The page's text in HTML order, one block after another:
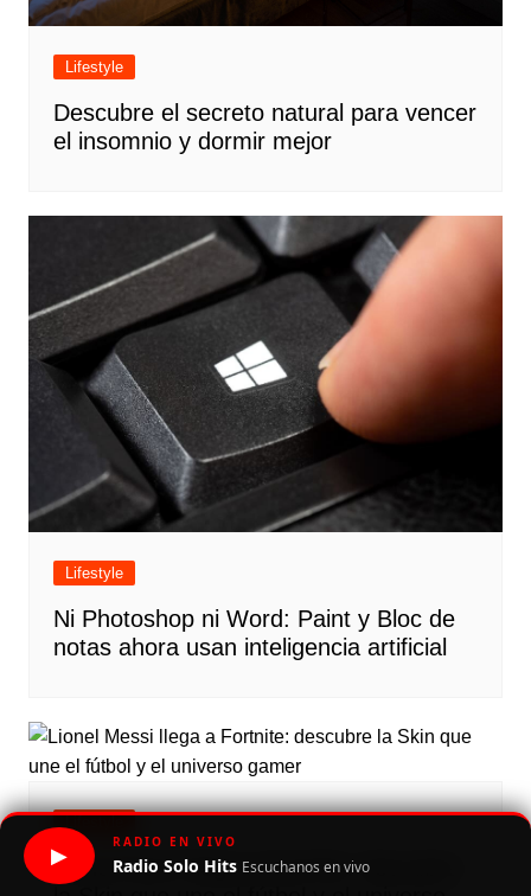
Lifestyle
Descubre el secreto natural para vencer
el insomnio y dormir mejor
Lifestyle
Ni Photoshop ni Word: Paint y Bloc de
notas ahora usan inteligencia artificial
Lionel Messi llega a Fortnite: descubre
▶
RADIO EN VIVO
Radio Solo Hits Escuchanos en vivo